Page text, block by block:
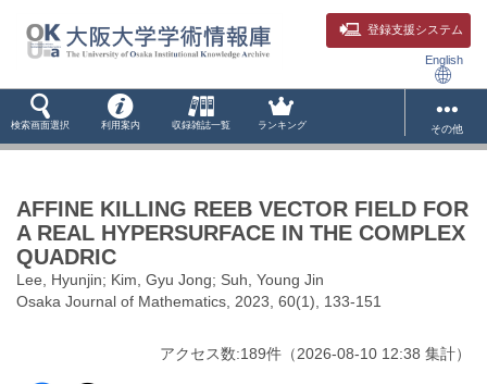
登録支援システム
English
検索画面選択 利用案内 収録雑誌一覧 ランキング その他
AFFINE KILLING REEB VECTOR FIELD FOR
A REAL HYPERSURFACE IN THE COMPLEX
QUADRIC
Lee, Hyunjin; Kim, Gyu Jong; Suh, Young Jin
Osaka Journal of Mathematics, 2023, 60(1), 133-151
アクセス数:189件 （2026-08-10 12:38 集計）